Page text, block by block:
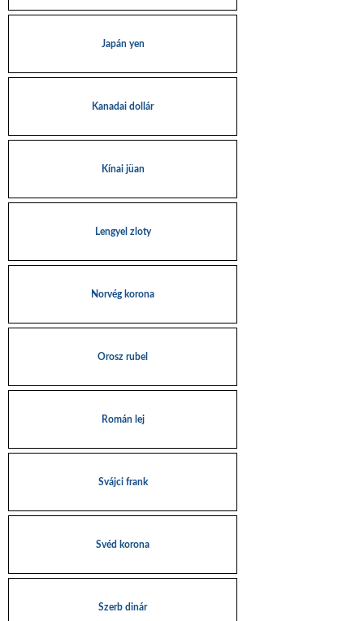
Japán yen
Kanadai dollár
Kínai jüan
Lengyel zloty
Norvég korona
Orosz rubel
Román lej
Svájci frank
Svéd korona
Szerb dinár